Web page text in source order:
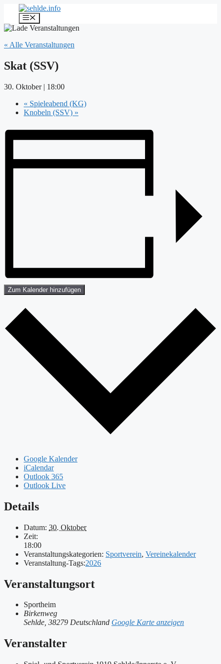
Inhalt
springen
Menü
« Alle Veranstaltungen
Skat (SSV)
30. Oktober | 18:00
« Spieleabend (KG)
Knobeln (SSV) »
Zum Kalender hinzufügen
Google Kalender
iCalendar
Outlook 365
Outlook Live
Details
Datum: 30. Oktober
Zeit:
18:00
Veranstaltungskategorien: Sportverein, Vereinekalender
Veranstaltung-Tags:2026
Veranstaltungsort
Sportheim
Birkenweg
Sehlde, 38279 Deutschland Google Karte anzeigen
Veranstalter